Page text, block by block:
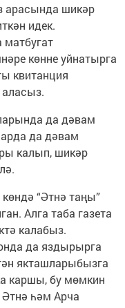
арасында шикәр
идек.
матбугат
көнне уйнатырга
квитанция
да дәвам
да дәвам
калып, шикәр
“Әтнә таңы”
Алга таба газета
калабыз.
да яздырырга
якташларыбызга
каршы, бу мөмкин
Әтнә һәм Арча